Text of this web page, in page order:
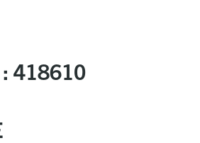
: 418610